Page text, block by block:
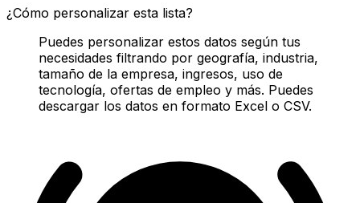
¿Cómo personalizar esta lista?
Puedes personalizar estos datos según tus
necesidades filtrando por geografía, industria,
tamaño de la empresa, ingresos, uso de
tecnología, ofertas de empleo y más. Puedes
descargar los datos en formato Excel o CSV.